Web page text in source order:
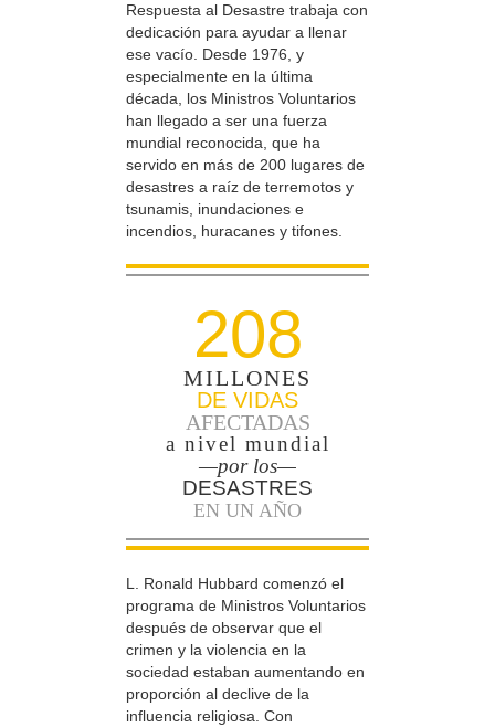
Respuesta al Desastre trabaja con
dedicación para ayudar a llenar
ese vacío. Desde 1976, y
especialmente en la última
década, los Ministros Voluntarios
han llegado a ser una fuerza
mundial reconocida, que ha
servido en más de 200 lugares de
desastres a raíz de terremotos y
tsunamis, inundaciones e
incendios, huracanes y tifones.
208
MILLONES
DE VIDAS
AFECTADAS
a nivel mundial
—por los—
DESASTRES
EN UN AÑO
L. Ronald Hubbard comenzó el
programa de Ministros Voluntarios
después de observar que el
crimen y la violencia en la
sociedad estaban aumentando en
proporción al declive de la
influencia religiosa. Con